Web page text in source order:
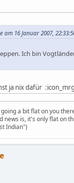
am 16 Januar 2007,
Ich bin
ja nix dafür
a bit flat on you
news is, it's only flat on
Indian")